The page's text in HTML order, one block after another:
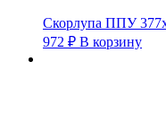
Скорлупа ППУ
972 ₽ В корзину